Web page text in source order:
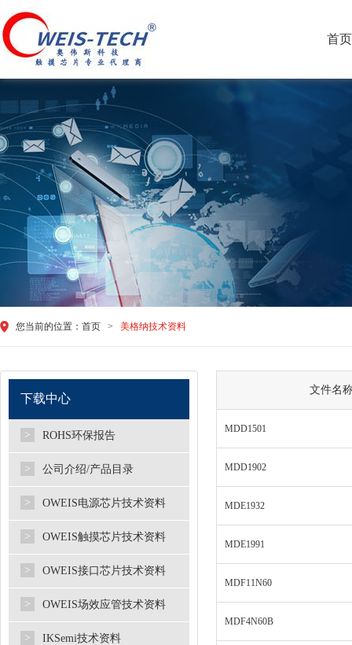
首页
您当前的位置： 首页 > 美格纳技术资料
下载中心
> ROHS环保报告
> 公司介绍/产品目录
> OWEIS电源芯片技术资料
> OWEIS触摸芯片技术资料
> OWEIS接口芯片技术资料
> OWEIS场效应管技术资料
> IKSemi技术资料
文件名
MDD1501
MDD1902
MDE1932
MDE1991
MDF11N60
MDF4N60B